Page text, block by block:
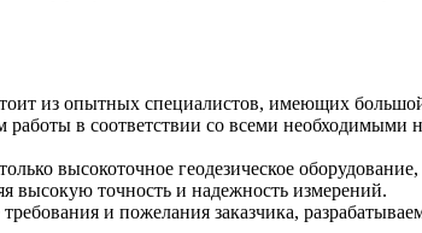
из опытных специалистов, имеющих
работы в соответствии со всеми необходимыми
высокоточное геодезическое
высокую точность и надежность измерений.
и пожелания заказчика,